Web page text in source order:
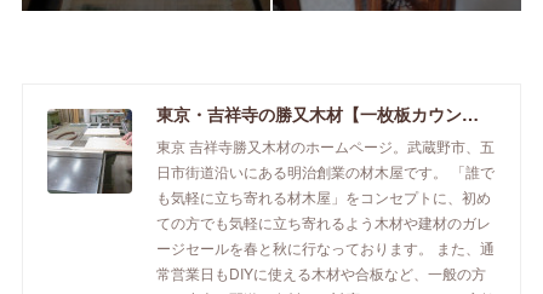
東京・吉祥寺の勝又木材【一枚板カウンター】
東京 吉祥寺勝又木材のホームページ。武蔵野市、五
日市街道沿いにある明治創業の材木屋です。 「誰で
も気軽に立ち寄れる材木屋」をコンセプトに、初め
ての方でも気軽に立ち寄れるよう木材や建材のガレ
ージセールを春と秋に行なっております。 また、通
常営業日もDIYに使える木材や合板など、一般の方